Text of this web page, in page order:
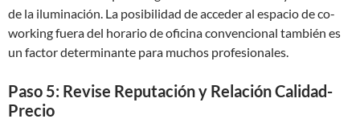
de la iluminación. La posibilidad de acceder al espacio de co-
working fuera del horario de oficina convencional también es
un factor determinante para muchos profesionales.
Paso 5: Revise Reputación y Relación Calidad-
Precio